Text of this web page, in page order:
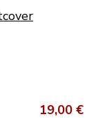
19,00 €